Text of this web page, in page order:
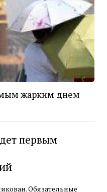
жарким днем
первым
Обязательные